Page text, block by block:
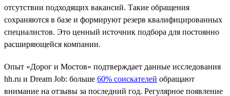
отсутствии подходящих вакансий. Такие обращения
сохраняются в базе и формируют резерв квалифицированных
специалистов. Это ценный источник подбора для постоянно
расширяющейся компании.
Опыт «Дорог и Мостов» подтверждает данные исследования
hh.ru и Dream Job: больше 60% соискателей обращают
внимание на отзывы за последний год. Регулярное появление